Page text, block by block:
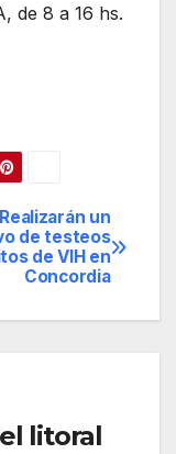
de 8 a 16 hs.
Realizarán un
de testeos
de VIH en
Concordia
litoral